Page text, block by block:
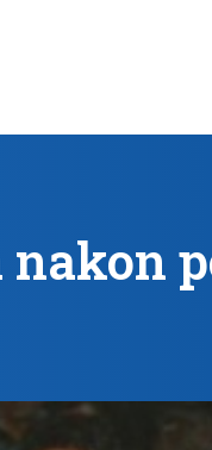
nakon